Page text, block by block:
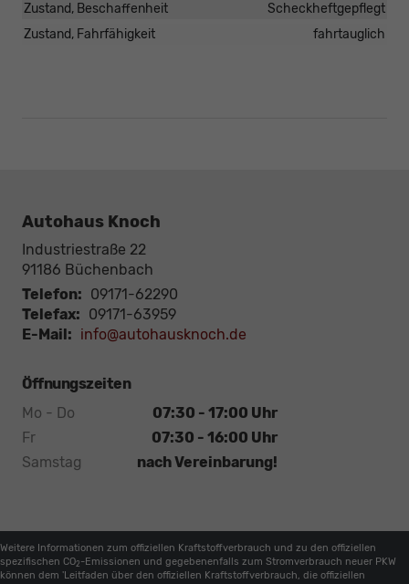
Zustand, Beschaffenheit
Scheckheftgepflegt
Zustand, Fahrfähigkeit
fahrtauglich
Autohaus Knoch
Industriestraße 22
91186 Büchenbach
Telefon: 09171-62290
Telefax: 09171-63959
E-Mail: info@autohausknoch.de
Öffnungszeiten
Mo - Do
07:30 - 17:00 Uhr
Fr
07:30 - 16:00 Uhr
Samstag
nach Vereinbarung!
Weitere Informationen zum offiziellen Kraftstoffverbrauch und zu den offiziellen
spezifischen CO2 -Emissionen und gegebenenfalls zum Stromverbrauch neuer PKW
können dem 'Leitfaden über den offiziellen Kraftstoffverbrauch, die offiziellen